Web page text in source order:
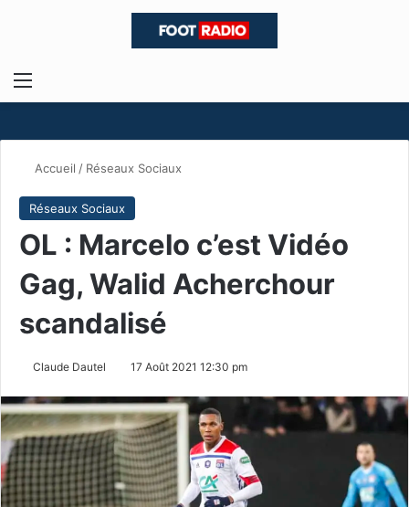
Menu
Accueil / Réseaux Sociaux
Réseaux Sociaux
OL : Marcelo c’est Vidéo
Gag, Walid Acherchour
scandalisé
Claude Dautel 17 Août 2021 12:30 pm